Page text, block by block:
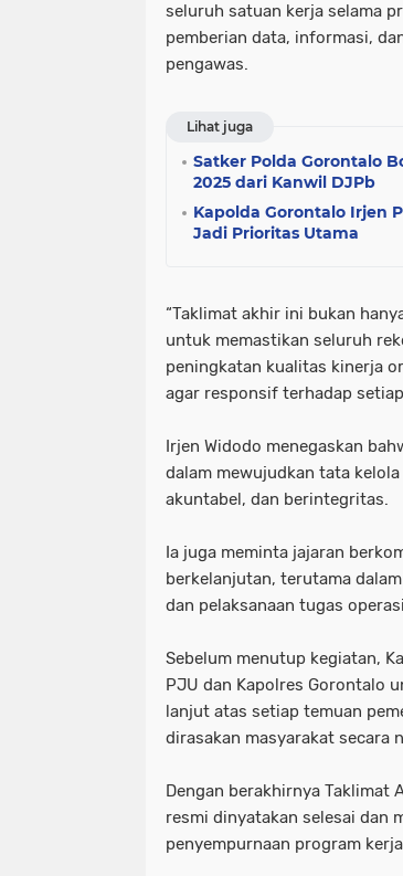
seluruh satuan kerja selama
pemberian data, informasi,
pengawas.
Lihat juga
Satker Polda Gorontalo
2025 dari Kanwil DJPb
Kapolda Gorontalo Irjen
Jadi Prioritas Utama
“Taklimat akhir ini bukan
untuk memastikan seluruh
peningkatan kualitas kinerja
agar responsif terhadap
Irjen Widodo menegaskan
dalam mewujudkan tata
akuntabel, dan berintegritas.
Ia juga meminta jajaran
berkelanjutan, terutama
dan pelaksanaan tugas
Sebelum menutup kegiatan,
PJU dan Kapolres Gorontalo
lanjut atas setiap temuan
dirasakan masyarakat secara
Dengan berakhirnya Taklimat
resmi dinyatakan selesai dan
penyempurnaan program